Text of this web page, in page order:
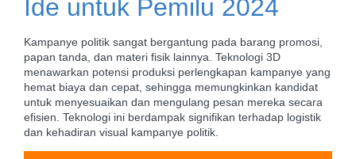
Ide untuk Pemilu 2024
Kampanye politik sangat bergantung pada barang promosi,
papan tanda, dan materi fisik lainnya. Teknologi 3D
menawarkan potensi produksi perlengkapan kampanye yang
hemat biaya dan cepat, sehingga memungkinkan kandidat
untuk menyesuaikan dan mengulang pesan mereka secara
efisien. Teknologi ini berdampak signifikan terhadap logistik
dan kehadiran visual kampanye politik.